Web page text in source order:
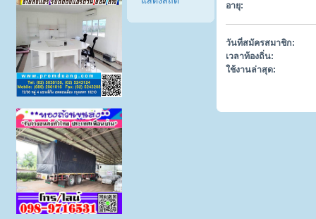
อายุ:
วันที่สมัครสมาชิก:
เวลาท้องถิ่น:
ใช้งานล่าสุด: